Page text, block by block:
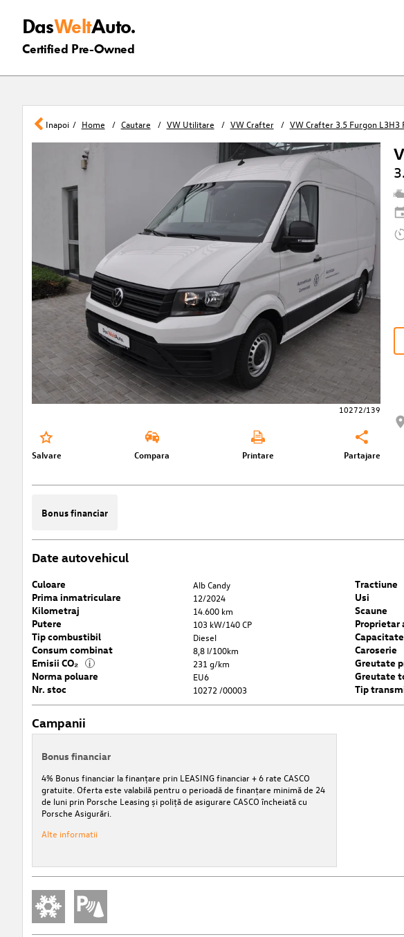
DasWeltAuto.
Certified Pre-Owned
Inapoi Home Cautare VW Utilitare VW Crafter VW Crafter 3.5 Furgon L3H3
10272/139
Salvare Compara Printare Partajare
Bonus financiar
Date autovehicul
Culoare Alb Candy
Prima inmatriculare 12/2024
Kilometraj 14.600 km
Putere 103 kW/140 CP
Tip combustibil Diesel
Consum combinat 8,8 l/100km
Emisii CO₂ i 231 g/km
Norma poluare EU6
Nr. stoc 10272 /00003
Tractiune
Usi
Scaune
Proprietar
Caroserie
Greutate
Greutate
Tip
Campanii
Bonus financiar
4% Bonus financiar la finanțare prin LEASING financiar + 6 rate CASCO
gratuite. Oferta este valabilă pentru o perioadă de finanțare minimă de 24
de luni prin Porsche Leasing și poliță de asigurare CASCO încheiată cu
Porsche Asigurări.
Alte informatii